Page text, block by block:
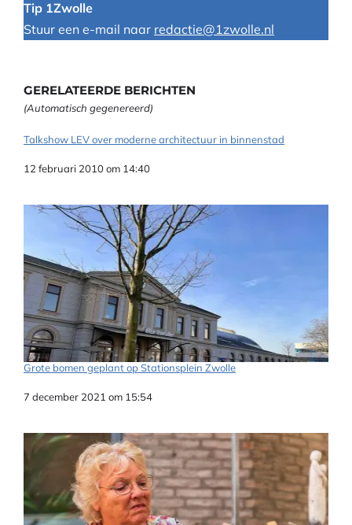
Tip 1Zwolle
Stuur een e-mail naar redactie@1zwolle.nl
GERELATEERDE BERICHTEN
(Automatisch gegenereerd)
Talkshow LEV over moderne architectuur in binnenstad
Datum
12 februari 2010 om 14:40
Grote bomen geplant op Stationsplein Zwolle
Datum
7 december 2021 om 15:54